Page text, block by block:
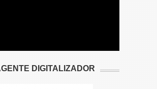
DIGITALIZADOR